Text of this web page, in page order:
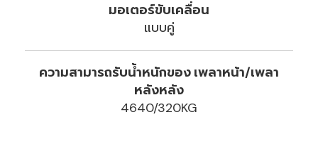
มอเตอร์ขับเคลื่อน
แบบคู่
ความสามารถรับน้ำหนักของ เพลาหน้า/เพลา
หลังหลัง
4640/320KG